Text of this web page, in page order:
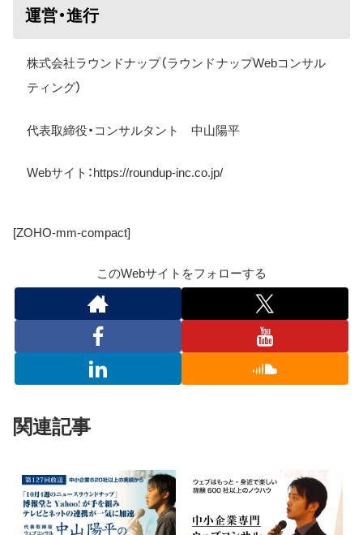
運営・進行
株式会社ラウンドナップ（ラウンドナップWebコンサル
ティング）
代表取締役・コンサルタント 中山陽平
Webサイト：https://roundup-inc.co.jp/
[ZOHO-mm-compact]
このWebサイトをフォローする
関連記事